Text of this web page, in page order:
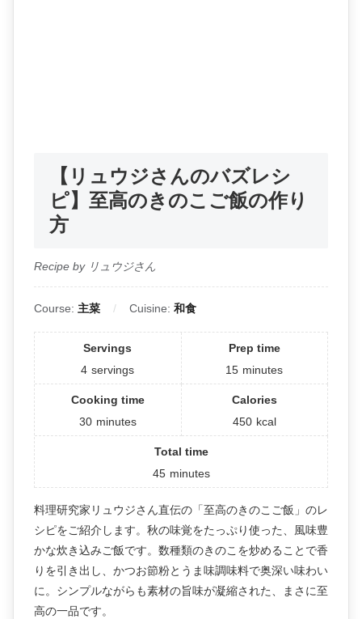
【リュウジさんのバズレシ
ピ】至高のきのこご飯の作り
方
Recipe by リュウジさん
Course: 主菜 Cuisine: 和食
Servings
4 servings
Prep time
15 minutes
Cooking time
30 minutes
Calories
450 kcal
Total time
45 minutes
料理研究家リュウジさん直伝の「至高のきのこご飯」のレ
シピをご紹介します。秋の味覚をたっぷり使った、風味豊
かな炊き込みご飯です。数種類のきのこを炒めることで香
りを引き出し、かつお節粉とうま味調味料で奥深い味わい
に。シンプルながらも素材の旨味が凝縮された、まさに至
高の一品です。